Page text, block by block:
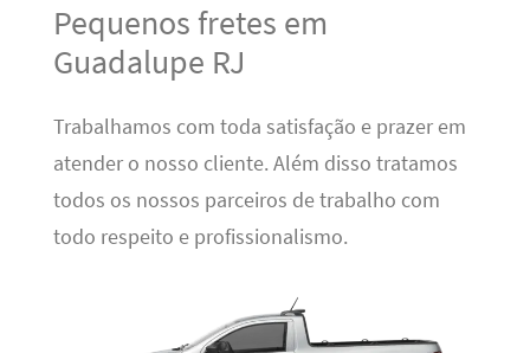
Pequenos fretes em
Guadalupe RJ
Trabalhamos com toda satisfação e prazer em
atender o nosso cliente. Além disso tratamos
todos os nossos parceiros de trabalho com
todo respeito e profissionalismo.